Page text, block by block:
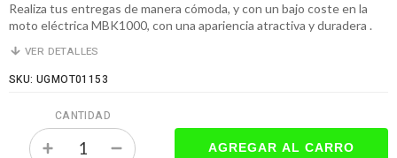
Realiza tus entregas de manera cómoda, y con un bajo coste en la
moto eléctrica MBK1000, con una apariencia atractiva y duradera .
VER DETALLES
SKU: UGMOT01153
CANTIDAD